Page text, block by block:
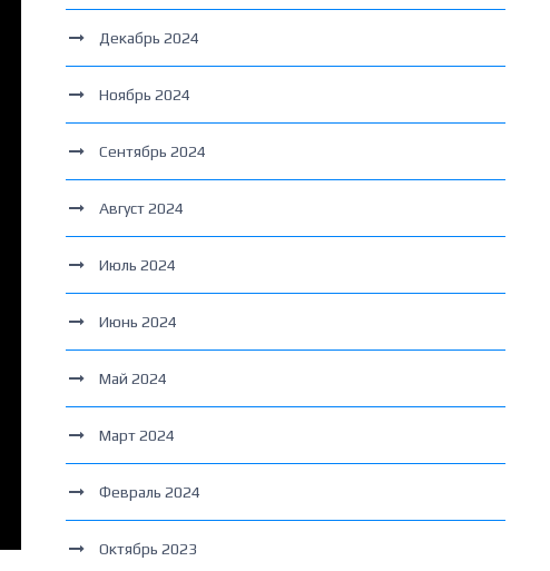
Декабрь 2024
Ноябрь 2024
Сентябрь 2024
Август 2024
Июль 2024
Июнь 2024
Май 2024
Март 2024
Февраль 2024
Октябрь 2023